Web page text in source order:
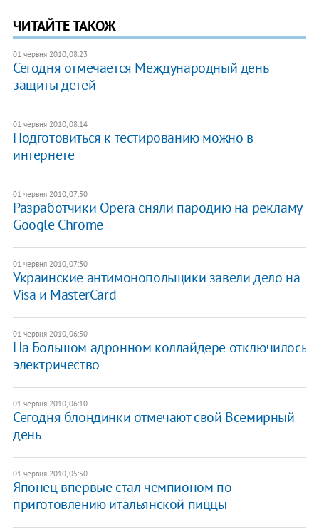
ЧИТАЙТЕ ТАКОЖ
01 червня 2010, 08:23
Сегодня отмечается Международный день
защиты детей
01 червня 2010, 08:14
Подготовиться к тестированию можно в
интернете
01 червня 2010, 07:50
Разработчики Opera сняли пародию на рекламу
Google Chrome
01 червня 2010, 07:30
Украинские антимонопольщики завели дело на
Visa и MasterCard
01 червня 2010, 06:50
На Большом адронном коллайдере отключилось
электричество
01 червня 2010, 06:10
Сегодня блондинки отмечают свой Всемирный
день
01 червня 2010, 05:50
Японец впервые стал чемпионом по
приготовлению итальянской пиццы